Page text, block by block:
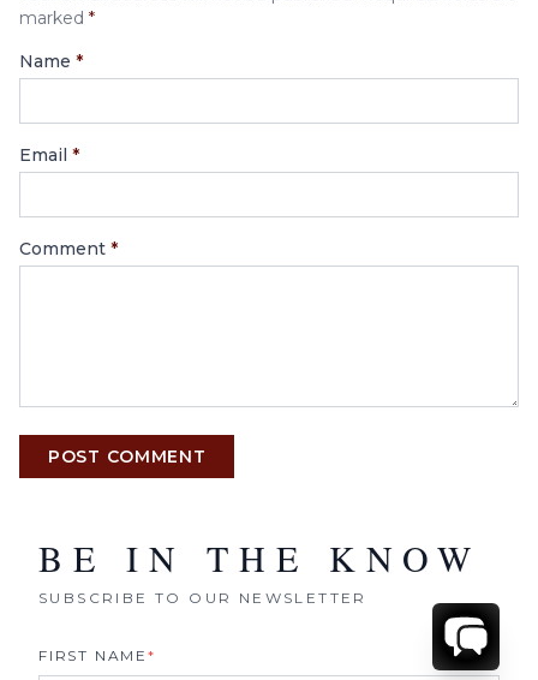
marked *
Name *
Email *
Comment *
POST COMMENT
BE IN THE KNOW
SUBSCRIBE TO OUR NEWSLETTER
FIRST NAME*